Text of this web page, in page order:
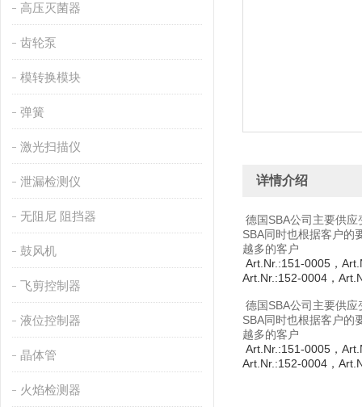
高压灭菌器
齿轮泵
模转换模块
弹簧
激光扫描仪
泄漏检测仪
无阻尼 阻挡器
鼓风机
飞剪控制器
液位控制器
晶体管
火焰检测器
详情介绍
德国SBA公司主要供
SBA同时也根据客户的
越多的客户
Art.Nr.:151-0005，
Art.Nr.:152-0004，
德国SBA公司主要供
SBA同时也根据客户的
越多的客户
Art.Nr.:151-0005，
Art.Nr.:152-0004，